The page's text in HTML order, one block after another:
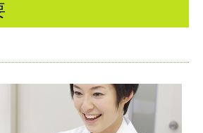
いて
A